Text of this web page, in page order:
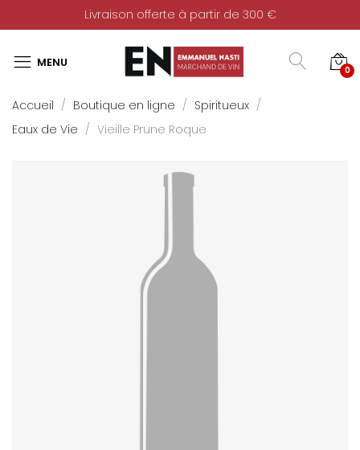
Livraison offerte à partir de 300 €
0
Accueil Boutique en ligne
Spiritueux
Eaux de Vie
Vieille Prune Roque